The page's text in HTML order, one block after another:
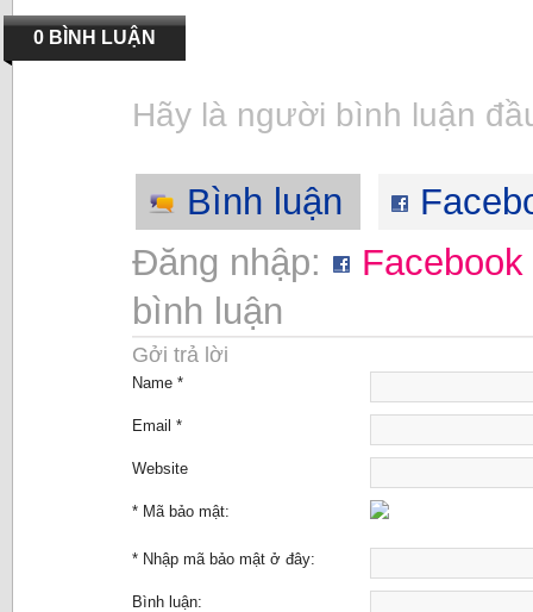
0 BÌNH LUẬN
Hãy là người bình luận
Bình luận
Đăng nhập:
Facebook
bình luận
Gởi trả lời
Name *
Email *
Website
* Mã bảo mật:
* Nhập mã bảo mật ở đây:
Bình luận: